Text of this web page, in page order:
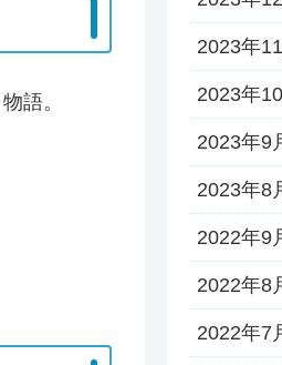
語。
2023年
2023年
2023年9
2023年8
2022年9
2022年8
2022年7